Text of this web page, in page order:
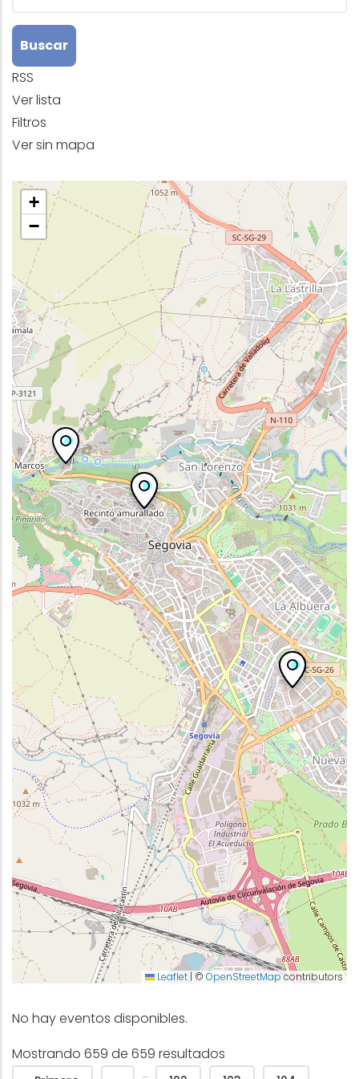
RSS
Ver lista
Filtros
Ver sin mapa
+
−
Leaflet | © OpenStreetMapcontributors
No hay eventos disponibles.
Mostrando 659 de 659 resultados
Pagination
…